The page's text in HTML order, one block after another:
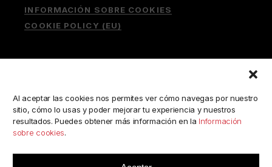
Al aceptar las cookies nos permites ver cómo navegas por nuestro
sitio, cómo lo usas y poder mejorar tu experiencia y nuestros
resultados. Puedes obtener más información en la Información
sobre cookies.
INFORMACIÓN SOBRE COOKIES
COOKIE POLICY (EU)
Buscar: